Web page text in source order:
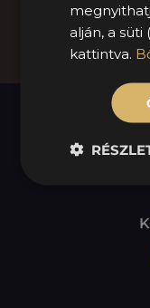
alján, a
kattintva.